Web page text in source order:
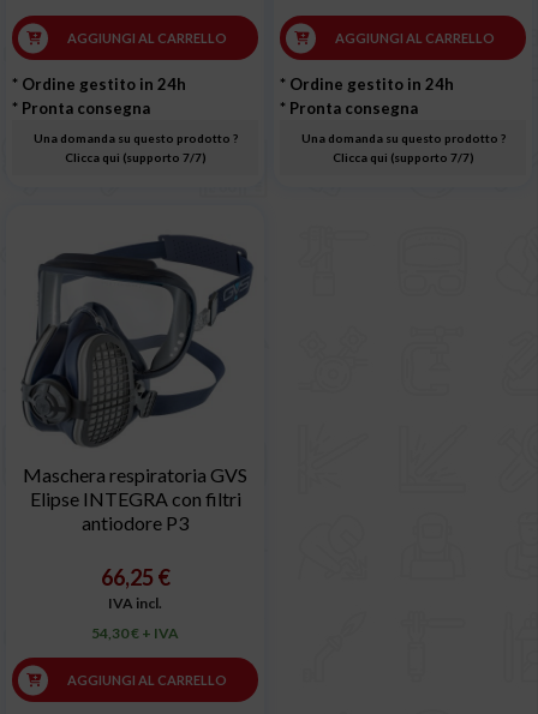
AGGIUNGI AL CARRELLO
* Ordine gestito in 24h
* Pronta consegna
Una domanda su questo prodotto ?
Clicca qui (supporto 7/7)
AGGIUNGI AL CARRELLO
* Ordine gestito in 24h
* Pronta consegna
Una domanda su questo prodotto ?
Clicca qui (supporto 7/7)
Maschera respiratoria GVS
Elipse INTEGRA con filtri
antiodore P3
66,25 €
IVA incl.
54,30 € + IVA
AGGIUNGI AL CARRELLO